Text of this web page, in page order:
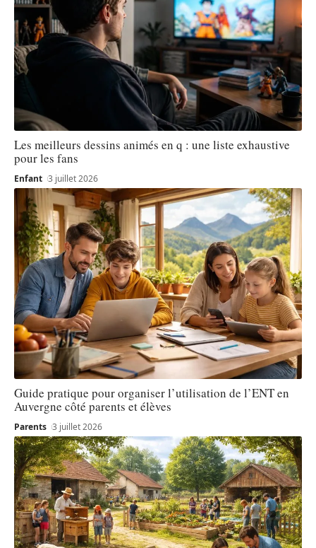
Les meilleurs dessins animés en q : une liste exhaustive
pour les fans
Enfant 3 juillet 2026
Guide pratique pour organiser l’utilisation de l’ENT en
Auvergne côté parents et élèves
Parents 3 juillet 2026